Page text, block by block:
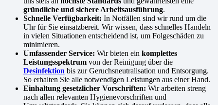
gründliche und sichere Arbeitsausführung.
Schnelle Verfügbarkeit: In Notfällen sind wir rund um die
Uhr für Sie einsatzbereit. Wir wissen, dass schnelles Handeln
in vielen Situationen entscheidend ist, um Folgeschäden zu
minimieren.
Umfassender Service: Wir bieten ein komplettes
Leistungsspektrum von der Reinigung über die
Desinfektion bis zur Geruchsneutralisation und Entsorgung.
So erhalten Sie alle notwendigen Leistungen aus einer Hand.
Einhaltung gesetzlicher Vorschriften: Wir arbeiten streng
nach allen relevanten Hygienevorschriften und